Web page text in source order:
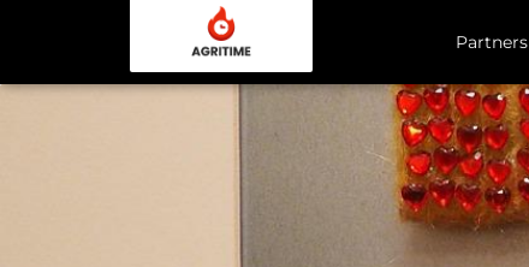
Partners